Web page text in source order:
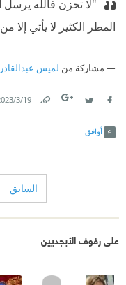
"لا تحزن فالله
المطر الكثير لا يأتي إلا
مشاركة من لميس عبدالقادر
19‏/3‏/2023
أوافق
السابق
على رفوف الأبجديين